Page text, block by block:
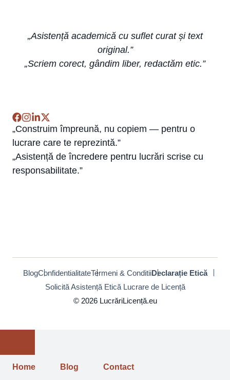
„Asistență academică cu suflet curat și text
original.”
„Scriem corect, gândim liber, redactăm etic.”
„Construim împreună, nu copiem — pentru o
lucrare care te reprezintă.”
„Asistență de încredere pentru lucrări scrise cu
responsabilitate.”
© 2026 LucrăriLicență.eu
BlogConfidentialitateTermeni & ConditiiDeclarație Etică
Solicită Asistență Etică Lucrare de Licență
Close
Home Blog Contact